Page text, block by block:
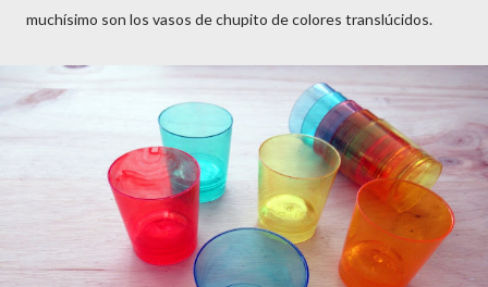
muchísimo son los vasos de chupito de colores translúcidos.